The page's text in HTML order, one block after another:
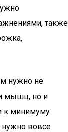
также
нужно не
мышц, но и
к минимуму
нужно вовсе